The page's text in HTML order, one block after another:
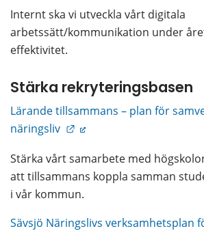
Internt ska vi utveckla vårt digitala
arbetssätt/kommunikation under
effektivitet.
Stärka rekryteringsbasen
Lärande tillsammans – plan för
näringsliv
Länk till annan webbplats.
Stärka vårt samarbete med
att tillsammans koppla samman
i vår kommun.
Sävsjö Näringslivs verksamhetsplan